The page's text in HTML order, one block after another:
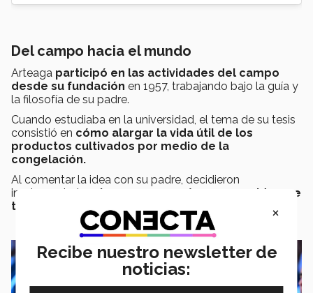
Del campo hacia el mundo
Arteaga participó en las actividades del campo
desde su fundación en 1957, trabajando bajo la guía y
la filosofía de su padre.
Cuando estudiaba en la universidad, el tema de su tesis
consistió en cómo alargar la vida útil de los
productos cultivados por medio de la
congelación.
Al comentar la idea con su padre, decidieron
implementarla, y lo que comenzó como una idea, se
transformó en uno de los pilares de la compañía.
×
Recibe nuestro newsletter de
noticias: